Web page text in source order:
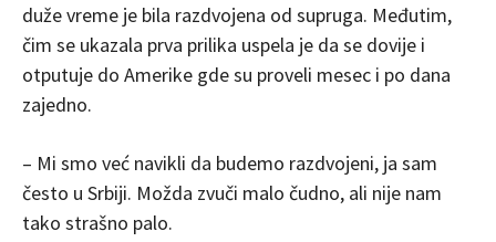
duže vreme je bila razdvojena od supruga. Međutim,
čim se ukazala prva prilika uspela je da se dovije i
otputuje do Amerike gde su proveli mesec i po dana
zajedno.
– Mi smo već navikli da budemo razdvojeni, ja sam
često u Srbiji. Možda zvuči malo čudno, ali nije nam
tako strašno palo.